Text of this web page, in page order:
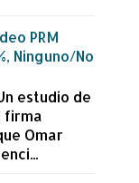
PRM
Ninguno/No
estudio de
firma
Omar